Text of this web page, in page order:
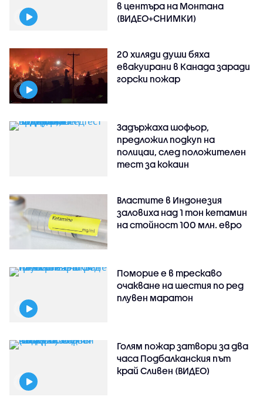
в центъра на Монтана
(ВИДЕО+СНИМКИ)
20 хиляди души бяха
евакуирани в Канада заради
горски пожар
Задържаха шофьор,
предложил подкуп на
полицаи, след положителен
тест за кокаин
Властите в Индонезия
заловиха над 1 тон кетамин
на стойност 100 млн. евро
Поморие е в трескаво
очакване на шестия по ред
плувен маратон
Голям пожар затвори за два
часа Подбалканския път
край Сливен (ВИДЕО)